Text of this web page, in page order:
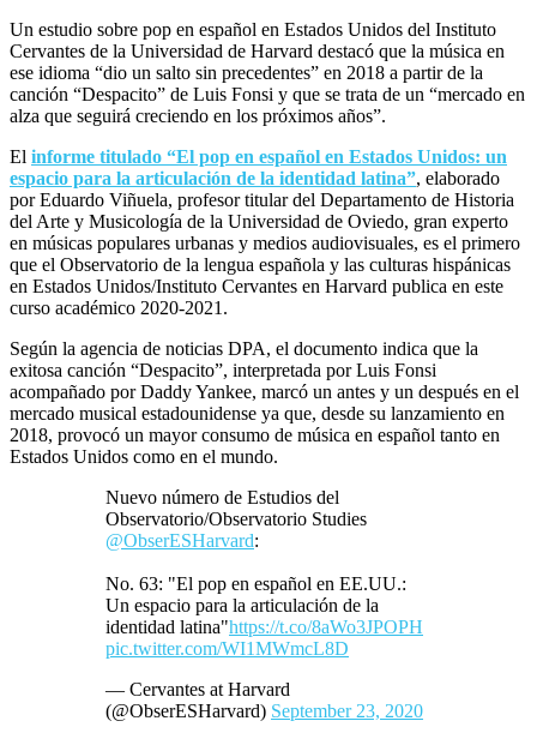
Un estudio sobre pop en español en Estados Unidos del Instituto
Cervantes de la Universidad de Harvard destacó que la música en
ese idioma “dio un salto sin precedentes” en 2018 a partir de la
canción “Despacito” de Luis Fonsi y que se trata de un “mercado en
alza que seguirá creciendo en los próximos años”.
El informe titulado “El pop en español en Estados Unidos: un
espacio para la articulación de la identidad latina”, elaborado
por Eduardo Viñuela, profesor titular del Departamento de Historia
del Arte y Musicología de la Universidad de Oviedo, gran experto
en músicas populares urbanas y medios audiovisuales, es el primero
que el Observatorio de la lengua española y las culturas hispánicas
en Estados Unidos/Instituto Cervantes en Harvard publica en este
curso académico 2020-2021.
Según la agencia de noticias DPA, el documento indica que la
exitosa canción “Despacito”, interpretada por Luis Fonsi
acompañado por Daddy Yankee, marcó un antes y un después en el
mercado musical estadounidense ya que, desde su lanzamiento en
2018, provocó un mayor consumo de música en español tanto en
Estados Unidos como en el mundo.
Nuevo número de Estudios del
Observatorio/Observatorio Studies
@ObserESHarvard:
No. 63: "El pop en español en EE.UU.:
Un espacio para la articulación de la
identidad latina"https://t.co/8aWo3JPOPH
pic.twitter.com/WI1MWmcL8D
— Cervantes at Harvard
(@ObserESHarvard) September 23, 2020